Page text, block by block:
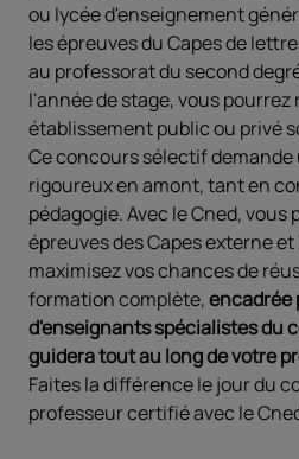
ou lycée d'enseignement
les épreuves du Capes de
au professorat du second
l'année de stage, vous pourrez
établissement public ou privé
Ce concours sélectif
rigoureux en amont, tant en
pédagogie. Avec le Cned, vous
épreuves des Capes externe
maximisez vos chances de
formation complète,encadrée
d'enseignants spécialistes du
guidera tout au long de votre
Faites la différence le jour du
professeur certifié avec le